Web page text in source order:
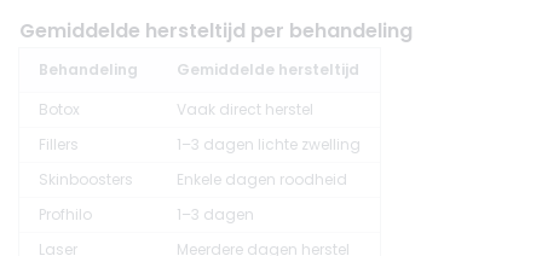
Gemiddelde hersteltijd per behandeling
Behandeling
Gemiddelde hersteltijd
Botox
Vaak direct herstel
Fillers
1–3 dagen lichte zwelling
Skinboosters
Enkele dagen roodheid
Profhilo
1–3 dagen
Laser
Meerdere dagen herstel